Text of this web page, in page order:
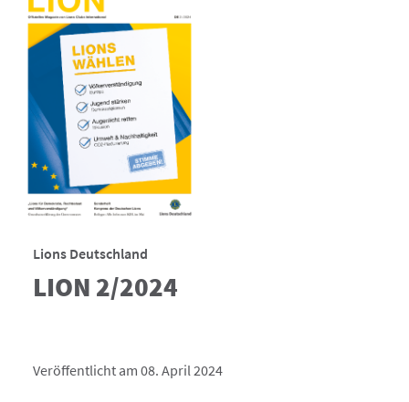
Lions Deutschland
LION 2/2024
Veröffentlicht am 08. April 2024